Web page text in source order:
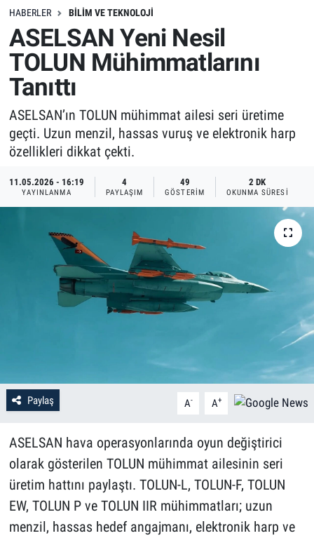
HABERLER BILIM VE TEKNOLOJI
ASELSAN Yeni Nesil
TOLUN Mühimmatlarını
Tanıttı
ASELSAN’ın TOLUN mühimmat ailesi seri üretime
geçti. Uzun menzil, hassas vuruş ve elektronik harp
özellikleri dikkat çekti.
11.05.2026 - 16:19
YAYINLANMA
4
PAYLAŞIM
49
GÖSTERIM
2 DK
OKUNMA SÜRESI
Paylaş A- A+
ASELSAN hava operasyonlarında oyun değiştirici
olarak gösterilen TOLUN mühimmat ailesinin seri
üretim hattını paylaştı. TOLUN-L, TOLUN-F, TOLUN
EW, TOLUN P ve TOLUN IIR mühimmatları; uzun
menzil, hassas hedef angajmanı, elektronik harp ve